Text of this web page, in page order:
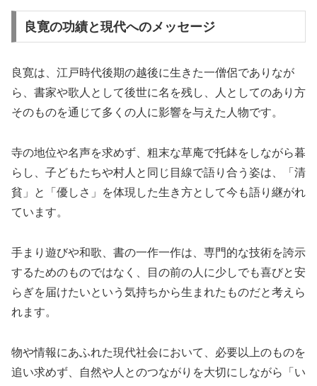
良寛の功績と現代へのメッセージ
良寛は、江戸時代後期の越後に生きた一僧侶でありなが
ら、書家や歌人として後世に名を残し、人としてのあり方
そのものを通じて多くの人に影響を与えた人物です。
寺の地位や名声を求めず、粗末な草庵で托鉢をしながら暮
らし、子どもたちや村人と同じ目線で語り合う姿は、「清
貧」と「優しさ」を体現した生き方として今も語り継がれ
ています。
手まり遊びや和歌、書の一作一作は、専門的な技術を誇示
するためのものではなく、目の前の人に少しでも喜びと安
らぎを届けたいという気持ちから生まれたものだと考えら
れます。
物や情報にあふれた現代社会において、必要以上のものを
追い求めず、自然や人とのつながりを大切にしながら「い